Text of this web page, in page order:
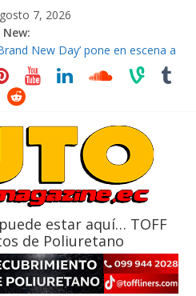
7, 2026
New:
gana protagonismo a la hora de
New Day’ pone en escena a
47ª, recorre 7 provincias en 8
Bolden para cubrir las rutas de La
estar aquí… TOFF
de Poliuretano